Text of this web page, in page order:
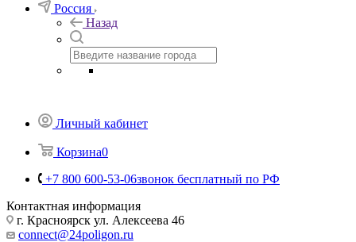
Россия
Назад
Личный кабинет
Корзина0
+7 800 600-53-06звонок бесплатный по РФ
Контактная информация
г. Красноярск ул. Алексеева 46
connect@24poligon.ru